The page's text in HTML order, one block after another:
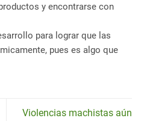
y encontrarse con
para lograr que las
pues es algo que
Violencias machistas aún